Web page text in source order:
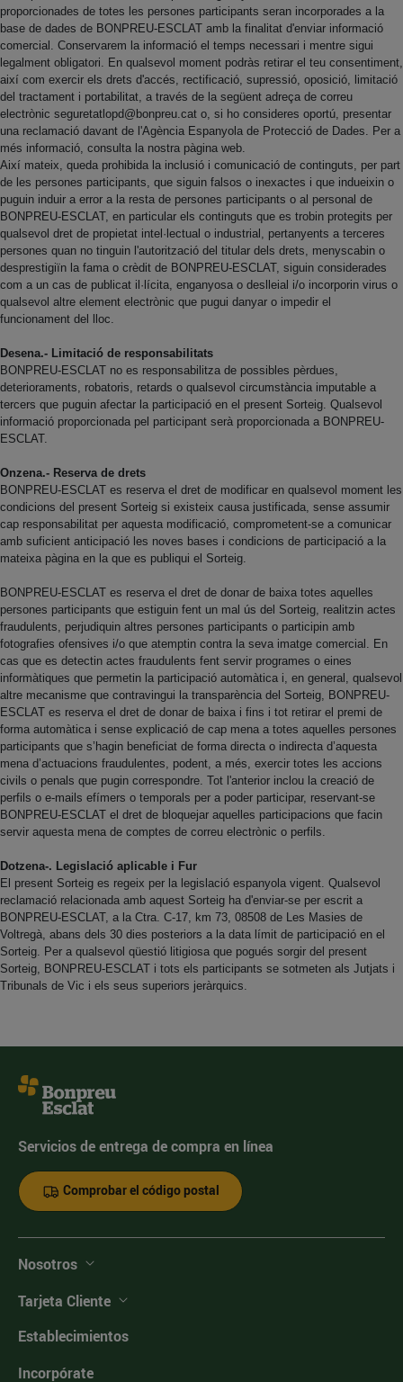
proporcionades de totes les persones participants seran incorporades a la
base de dades de BONPREU-ESCLAT amb la finalitat d'enviar informació
comercial. Conservarem la informació el temps necessari i mentre sigui
legalment obligatori. En qualsevol moment podràs retirar el teu consentiment,
així com exercir els drets d'accés, rectificació, supressió, oposició, limitació
del tractament i portabilitat, a través de la següent adreça de correu
electrònic seguretatlopd@bonpreu.cat o, si ho consideres oportú, presentar
una reclamació davant de l'Agència Espanyola de Protecció de Dades. Per a
més informació, consulta la nostra pàgina web.
Així mateix, queda prohibida la inclusió i comunicació de continguts, per part
de les persones participants, que siguin falsos o inexactes i que indueixin o
puguin induir a error a la resta de persones participants o al personal de
BONPREU-ESCLAT, en particular els continguts que es trobin protegits per
qualsevol dret de propietat intel·lectual o industrial, pertanyents a terceres
persones quan no tinguin l'autorització del titular dels drets, menyscabin o
desprestigiïn la fama o crèdit de BONPREU-ESCLAT, siguin considerades
com a un cas de publicat il·lícita, enganyosa o deslleial i/o incorporin virus o
qualsevol altre element electrònic que pugui danyar o impedir el
funcionament del lloc.
Desena.- Limitació de responsabilitats
BONPREU-ESCLAT no es responsabilitza de possibles pèrdues,
deterioraments, robatoris, retards o qualsevol circumstància imputable a
tercers que puguin afectar la participació en el present Sorteig. Qualsevol
informació proporcionada pel participant serà proporcionada a BONPREU-
ESCLAT.
Onzena.- Reserva de drets
BONPREU-ESCLAT es reserva el dret de modificar en qualsevol moment les
condicions del present Sorteig si existeix causa justificada, sense assumir
cap responsabilitat per aquesta modificació, comprometent-se a comunicar
amb suficient anticipació les noves bases i condicions de participació a la
mateixa pàgina en la que es publiqui el Sorteig.
BONPREU-ESCLAT es reserva el dret de donar de baixa totes aquelles
persones participants que estiguin fent un mal ús del Sorteig, realitzin actes
fraudulents, perjudiquin altres persones participants o participin amb
fotografies ofensives i/o que atemptin contra la seva imatge comercial. En
cas que es detectin actes fraudulents fent servir programes o eines
informàtiques que permetin la participació automàtica i, en general, qualsevol
altre mecanisme que contravingui la transparència del Sorteig, BONPREU-
ESCLAT es reserva el dret de donar de baixa i fins i tot retirar el premi de
forma automàtica i sense explicació de cap mena a totes aquelles persones
participants que s’hagin beneficiat de forma directa o indirecta d’aquesta
mena d’actuacions fraudulentes, podent, a més, exercir totes les accions
civils o penals que pugin correspondre. Tot l'anterior inclou la creació de
perfils o e-mails efímers o temporals per a poder participar, reservant-se
BONPREU-ESCLAT el dret de bloquejar aquelles participacions que facin
servir aquesta mena de comptes de correu electrònic o perfils.
Dotzena-. Legislació aplicable i Fur
El present Sorteig es regeix per la legislació espanyola vigent. Qualsevol
reclamació relacionada amb aquest Sorteig ha d'enviar-se per escrit a
BONPREU-ESCLAT, a la Ctra. C-17, km 73, 08508 de Les Masies de
Voltregà, abans dels 30 dies posteriors a la data límit de participació en el
Sorteig. Per a qualsevol qüestió litigiosa que pogués sorgir del present
Sorteig, BONPREU-ESCLAT i tots els participants se sotmeten als Jutjats i
Tribunals de Vic i els seus superiors jeràrquics.
Servicios de entrega de compra en línea
Comprobar el código postal
Nosotros
Tarjeta Cliente
Establecimientos
Incorpórate